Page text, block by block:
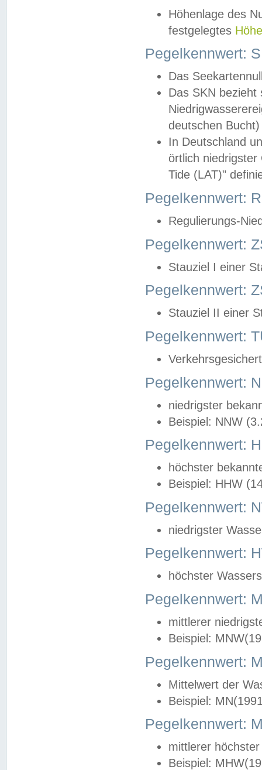
Höhenlage des
festgelegtes
Pegelkennwert:
Das
Das SKN
deutschen
In Deutschland
örtlich
Tide (LAT)"
Pegelkennwert:
Regulierungs-
Pegelkennwert:
Stauziel I einer
Pegelkennwert:
Stauziel II einer
Pegelkennwert:
Pegelkennwert:
niedrigster
Beispiel: NNW
Pegelkennwert:
höchster
Beispiel: HHW
Pegelkennwert:
niedrigster
Pegelkennwert:
höchster
Pegelkennwert:
mittlerer
Beispiel:
Pegelkennwert:
Mittelwert der
Beispiel:
Pegelkennwert:
mittlerer
Beispiel: